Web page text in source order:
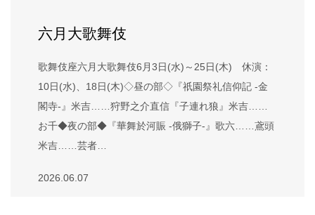
六月大歌舞伎
歌舞伎座六月大歌舞伎6月3日(水)～25日(木) 休演：
10日(水)、18日(木)◇昼の部◇『祇園祭礼信仰記 -金
閣寺-』米吉……狩野之介直信『子連れ狼』米吉……
お千◆夜の部◆『華舞於河賑 -俄獅子-』歌六……鳶頭
米吉……芸者…
2026.06.07